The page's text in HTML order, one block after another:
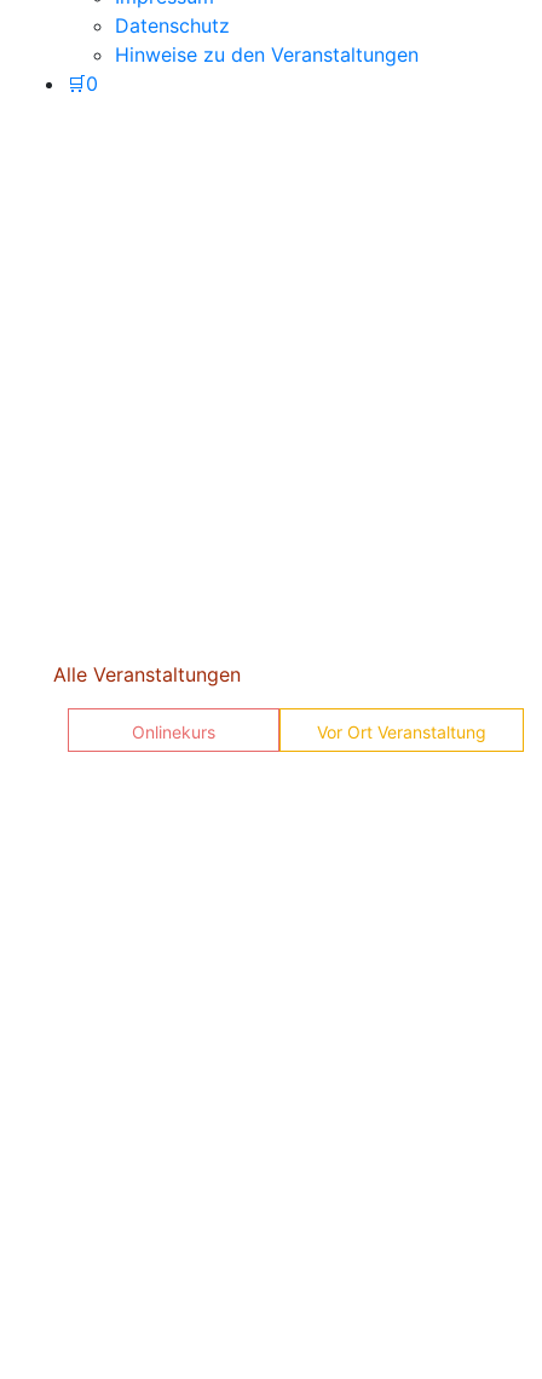
Datenschutz
Hinweise zu den Veranstaltungen
🛒0
Alle Veranstaltungen
Onlinekurs Vor Ort Veranstaltung